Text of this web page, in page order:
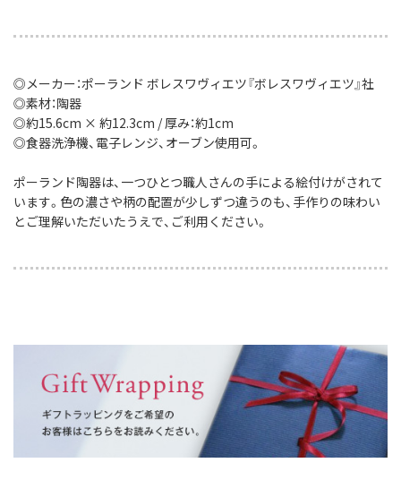
◎メーカー：ポーランド ボレスワヴィエツ『ボレスワヴィエツ』社
◎素材：陶器
◎約15.6cm × 約12.3cm / 厚み：約1cm
◎食器洗浄機、電子レンジ、オーブン使用可。
ポーランド陶器は、一つひとつ職人さんの手による絵付けがされて
います。色の濃さや柄の配置が少しずつ違うのも、手作りの味わい
とご理解いただいたうえで、ご利用ください。